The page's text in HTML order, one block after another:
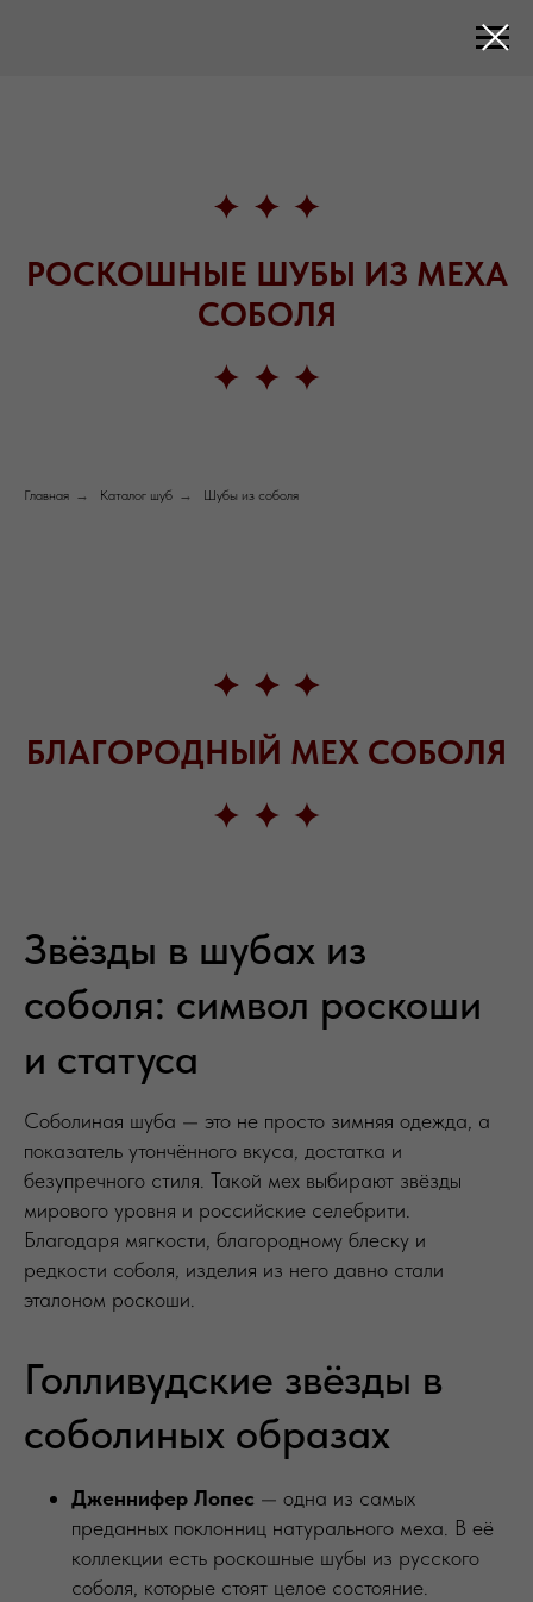
РОСКОШНЫЕ ШУБЫ ИЗ МЕХА
СОБОЛЯ
Главная → Каталог шуб → Шубы из соболя
БЛАГОРОДНЫЙ МЕХ СОБОЛЯ
Звёзды в шубах из
соболя: символ роскоши
и статуса
Соболиная шуба — это не просто зимняя одежда, а
показатель утончённого вкуса, достатка и
безупречного стиля. Такой мех выбирают звёзды
мирового уровня и российские селебрити.
Благодаря мягкости, благородному блеску и
редкости соболя, изделия из него давно стали
эталоном роскоши.
Голливудские звёзды в
соболиных образах
Дженнифер Лопес — одна из самых
преданных поклонниц натурального меха. В её
коллекции есть роскошные шубы из русского
соболя, которые стоят целое состояние.